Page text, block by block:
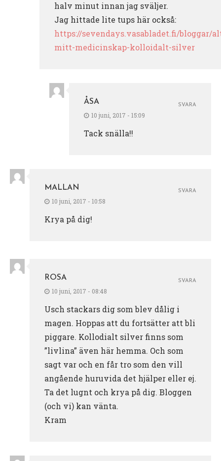
halv minut innan jag sväljer.
Jag hittade lite tups här också:
https://sevendays.vasabladet.fi/bloggar/
mitt-medicinskap-kolloidalt-silver
ÅSA
10 juni, 2017 - 15:09
Tack snälla!!
SVARA
MALLAN
10 juni, 2017 - 10:58
Krya på dig!
SVARA
ROSA
10 juni, 2017 - 08:48
Usch stackars dig som blev dålig i
magen. Hoppas att du fortsätter att bli
piggare. Kollodialt silver finns som
”livlina” även här hemma. Och som
sagt var och en får tro som den vill
angående huruvida det hjälper eller ej.
Ta det lugnt och krya på dig. Bloggen
(och vi) kan vänta.
Kram
SVARA